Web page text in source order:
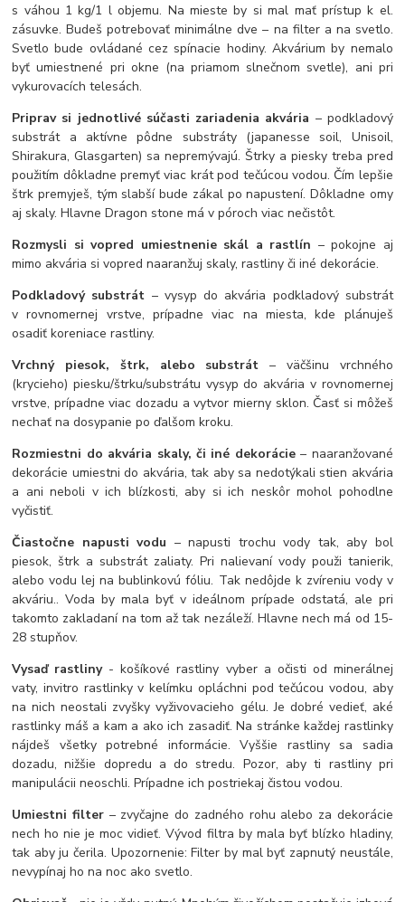
s váhou 1 kg/1 l objemu. Na mieste by si mal mať prístup k el.
zásuvke. Budeš potrebovať minimálne dve – na filter a na svetlo.
Svetlo bude ovládané cez spínacie hodiny. Akvárium by nemalo
byť umiestnené pri okne (na priamom slnečnom svetle), ani pri
vykurovacích telesách.
Priprav si jednotlivé súčasti zariadenia akvária – podkladový
substrát a aktívne pôdne substráty (japanesse soil, Unisoil,
Shirakura, Glasgarten) sa nepremývajú. Štrky a piesky treba pred
použitím dôkladne premyť viac krát pod tečúcou vodou. Čím lepšie
štrk premyješ, tým slabší bude zákal po napustení. Dôkladne omy
aj skaly. Hlavne Dragon stone má v póroch viac nečistôt.
Rozmysli si vopred umiestnenie skál a rastlín – pokojne aj
mimo akvária si vopred naaranžuj skaly, rastliny či iné dekorácie.
Podkladový substrát – vysyp do akvária podkladový substrát
v rovnomernej vrstve, prípadne viac na miesta, kde plánuješ
osadiť koreniace rastliny.
Vrchný piesok, štrk, alebo substrát – väčšinu vrchného
(krycieho) piesku/štrku/substrátu vysyp do akvária v rovnomernej
vrstve, prípadne viac dozadu a vytvor mierny sklon. Časť si môžeš
nechať na dosypanie po ďalšom kroku.
Rozmiestni do akvária skaly, či iné dekorácie– naaranžované
dekorácie umiestni do akvária, tak aby sa nedotýkali stien akvária
a ani neboli v ich blízkosti, aby si ich neskôr mohol pohodlne
vyčistiť.
Čiastočne napusti vodu – napusti trochu vody tak, aby bol
piesok, štrk a substrát zaliaty. Pri nalievaní vody použi tanierik,
alebo vodu lej na bublinkovú fóliu. Tak nedôjde k zvíreniu vody v
akváriu.. Voda by mala byť v ideálnom prípade odstatá, ale pri
takomto zakladaní na tom až tak nezáleží. Hlavne nech má od 15-
28 stupňov.
Vysaď rastliny - košíkové rastliny vyber a očisti od minerálnej
vaty, invitro rastlinky v kelímku opláchni pod tečúcou vodou, aby
na nich neostali zvyšky vyživovacieho gélu. Je dobré vedieť, aké
rastlinky máš a kam a ako ich zasadiť. Na stránke každej rastlinky
nájdeš všetky potrebné informácie. Vyššie rastliny sa sadia
dozadu, nižšie dopredu a do stredu. Pozor, aby ti rastliny pri
manipulácii neoschli. Prípadne ich postriekaj čistou vodou.
Umiestni filter – zvyčajne do zadného rohu alebo za dekorácie
nech ho nie je moc vidieť. Vývod filtra by mala byť blízko hladiny,
tak aby ju čerila. Upozornenie: Filter by mal byť zapnutý neustále,
nevypínaj ho na noc ako svetlo.